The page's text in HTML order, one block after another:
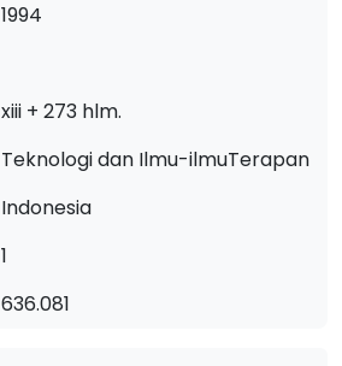
1994
xiii + 273 hlm.
Teknologi dan Ilmu-ilmuTerapan
Indonesia
1
636.081